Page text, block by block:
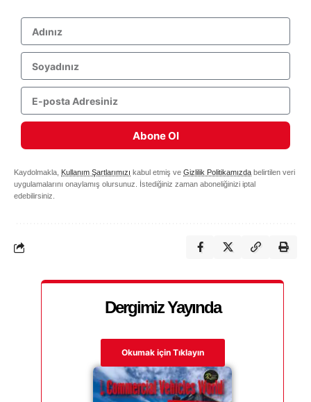
Abone Ol
Kaydolmakla, Kullanım Şartlarımızı kabul etmiş ve Gizlilik Politikamızda belirtilen veri
uygulamalarını onaylamış olursunuz. İstediğiniz zaman aboneliğinizi iptal
edebilirsiniz.
Dergimiz Yayında
Okumak için Tıklayın